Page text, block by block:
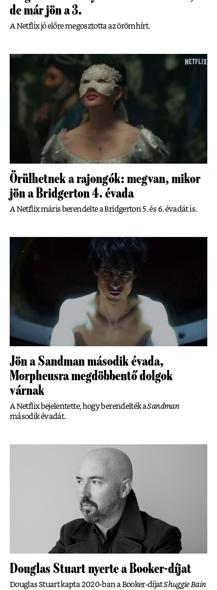
de már jön a 3.
A Netflix jó előre megosztotta az örömhírt.
Örülhetnek a rajongók: megvan, mikor
jön a Bridgerton 4. évada
A Netflix máris berendelte a Bridgerton 5. és 6. évadát is.
Jön a Sandman második évada,
Morpheusra megdöbbentő dolgok
várnak
A Netflix bejelentette, hogy berendelték aSandman
második évadát.
Douglas Stuart nyerte a Booker-díjat
Douglas Stuart kapta 2020-ban a Booker-díjatShuggie Bain